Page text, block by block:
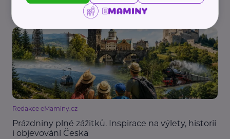
Redakce eMaminy.cz
Prázdniny plné zážitků. Inspirace na výlety, historii
i objevování Česka